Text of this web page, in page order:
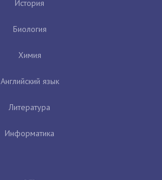
История
Биология
Химия
Английский язык
Литература
Информатика